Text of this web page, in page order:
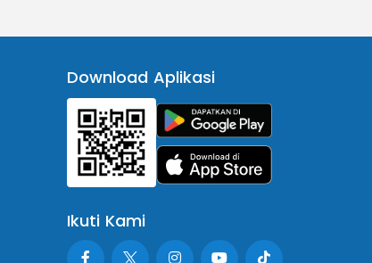
Download Aplikasi
Ikuti Kami